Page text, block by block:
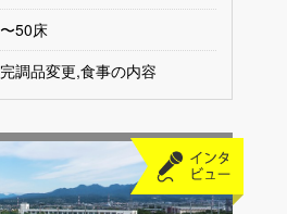
〜50床
完調品変更 食事の内容